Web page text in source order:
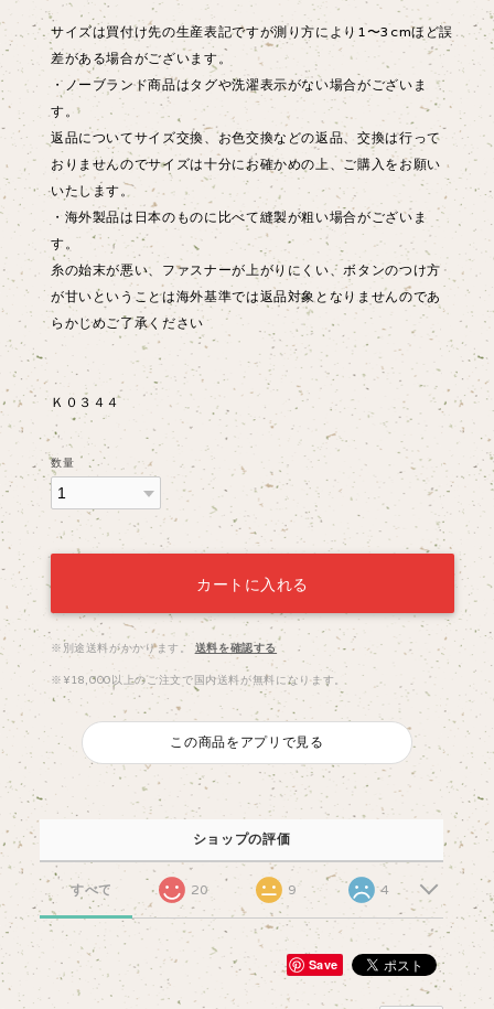
サイズは買付け先の生産表記ですが測り方により1〜3cmほど誤
差がある場合がございます。
・ノーブランド商品はタグや洗濯表示がない場合がございま
す。
返品についてサイズ交換、お色交換などの返品、交換は行って
おりませんのでサイズは十分にお確かめの上、ご購入をお願い
いたします。
・海外製品は日本のものに比べて縫製が粗い場合がございま
す。
糸の始末が悪い、ファスナーが上がりにくい、ボタンのつけ方
が甘いということは海外基準では返品対象となりませんのであ
らかじめご了承ください
Ｋ０３４４
数量
カートに入れる
※別途送料がかかります。 送料を確認する
※¥18,000以上のご注文で国内送料が無料になります。
この商品をアプリで見る
ショップの評価
すべて 20 9 4
Save